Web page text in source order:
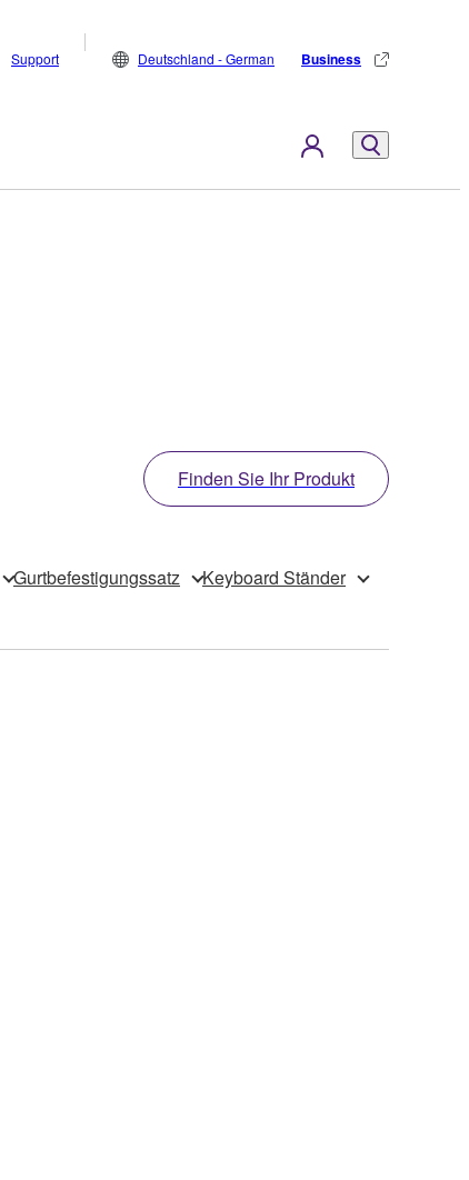
Support Deutschland - German Business
Finden Sie Ihr Produkt
Gurtbefestigungssatz
Keyboard Ständer